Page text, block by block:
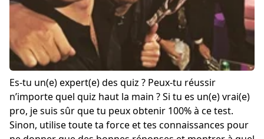
Es-tu un(e) expert(e) des quiz ? Peux-tu réussir
n’importe quel quiz haut la main ? Si tu es un(e) vrai(e)
pro, je suis sûr que tu peux obtenir 100% à ce test.
Sinon, utilise toute ta force et tes connaissances pour